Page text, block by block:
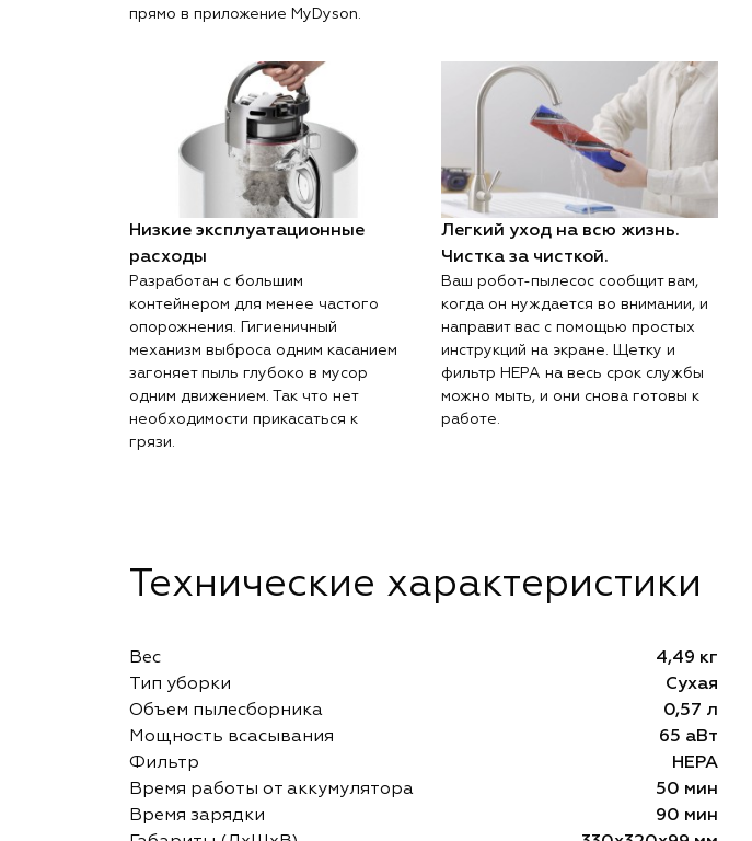
прямо в приложение MyDyson.
Низкие эксплуатационные
расходы
Разработан с большим
контейнером для менее частого
опорожнения. Гигиеничный
механизм выброса одним касанием
загоняет пыль глубоко в мусор
одним движением. Так что нет
необходимости прикасаться к
грязи.
Легкий уход на всю жизнь.
Чистка за чисткой.
Ваш робот-пылесос сообщит вам,
когда он нуждается во внимании, и
направит вас с помощью простых
инструкций на экране. Щетку и
фильтр HEPA на весь срок службы
можно мыть, и они снова готовы к
работе.
Технические характеристики
Вес
4,49 кг
Тип уборки
Сухая
Объем пылесборника
0,57 л
Мощность всасывания
65 аВт
Фильтр
HEPA
Время работы от аккумулятора
50 мин
Время зарядки
90 мин